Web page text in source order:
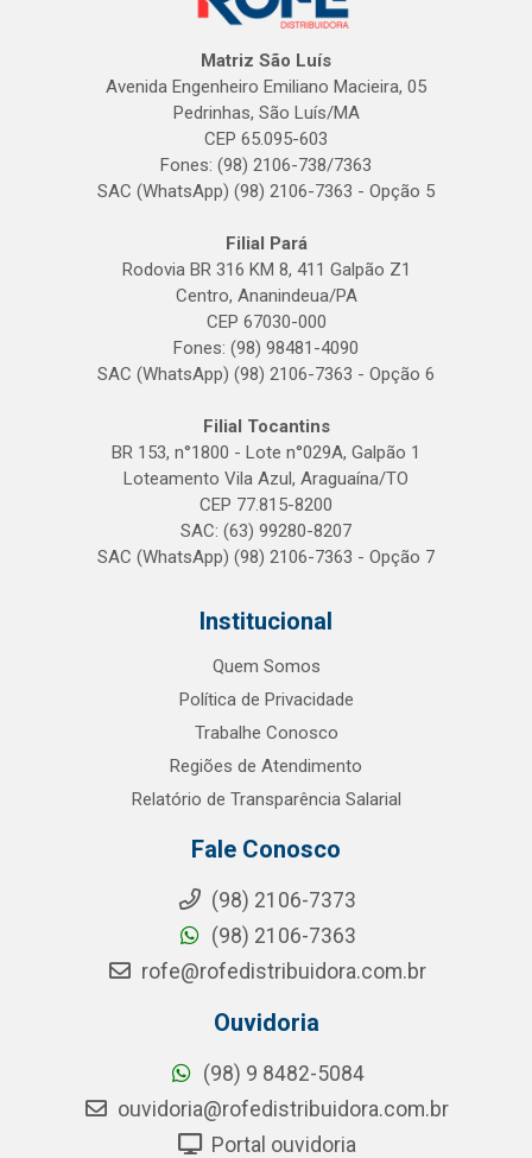
Matriz São Luís
Avenida Engenheiro Emiliano Macieira, 05
Pedrinhas, São Luís/MA
CEP 65.095-603
Fones: (98) 2106-738/7363
SAC (WhatsApp) (98) 2106-7363 - Opção 5
Filial Pará
Rodovia BR 316 KM 8, 411 Galpão Z1
Centro, Ananindeua/PA
CEP 67030-000
Fones: (98) 98481-4090
SAC (WhatsApp) (98) 2106-7363 - Opção 6
Filial Tocantins
BR 153, n°1800 - Lote n°029A, Galpão 1
Loteamento Vila Azul, Araguaína/TO
CEP 77.815-8200
SAC: (63) 99280-8207
SAC (WhatsApp) (98) 2106-7363 - Opção 7
Institucional
Quem Somos
Política de Privacidade
Trabalhe Conosco
Regiões de Atendimento
Relatório de Transparência Salarial
Fale Conosco
(98) 2106-7373
(98) 2106-7363
rofe@rofedistribuidora.com.br
Ouvidoria
(98) 9 8482-5084
ouvidoria@rofedistribuidora.com.br
Portal ouvidoria